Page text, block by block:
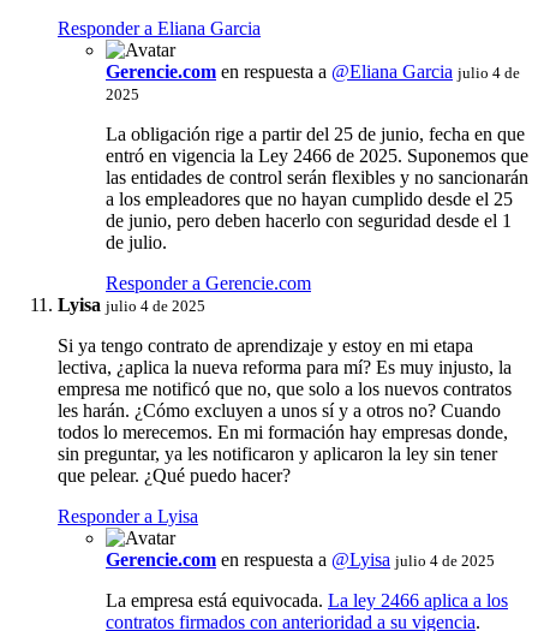
Responder a Eliana Garcia
Gerencie.com en respuesta a @Eliana Garcia julio 4 de
2025
La obligación rige a partir del 25 de junio, fecha en que
entró en vigencia la Ley 2466 de 2025. Suponemos que
las entidades de control serán flexibles y no sancionarán
a los empleadores que no hayan cumplido desde el 25
de junio, pero deben hacerlo con seguridad desde el 1
de julio.
Responder a Gerencie.com
Lyisa julio 4 de 2025
Si ya tengo contrato de aprendizaje y estoy en mi etapa
lectiva, ¿aplica la nueva reforma para mí? Es muy injusto, la
empresa me notificó que no, que solo a los nuevos contratos
les harán. ¿Cómo excluyen a unos sí y a otros no? Cuando
todos lo merecemos. En mi formación hay empresas donde,
sin preguntar, ya les notificaron y aplicaron la ley sin tener
que pelear. ¿Qué puedo hacer?
Responder a Lyisa
Gerencie.com en respuesta a @Lyisa julio 4 de 2025
La empresa está equivocada. La ley 2466 aplica a los
contratos firmados con anterioridad a su vigencia.